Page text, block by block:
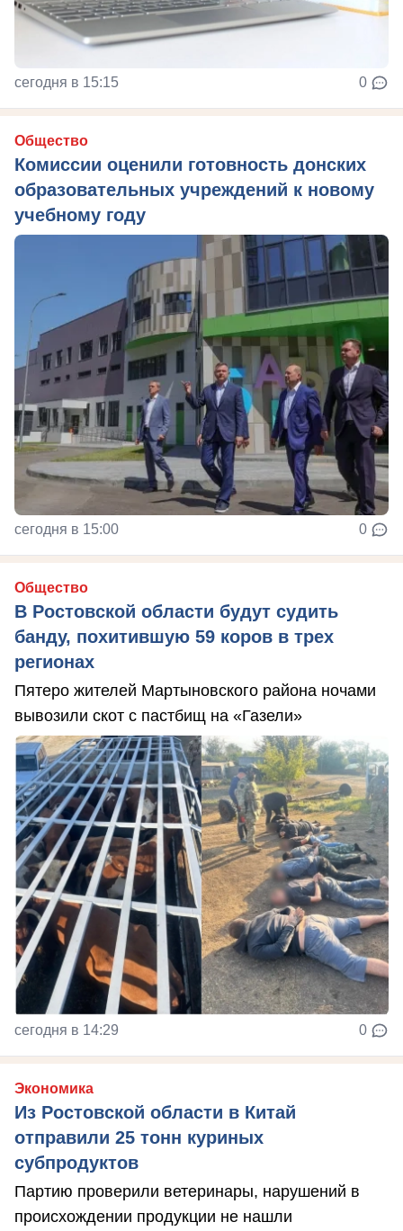
сегодня в 15:15 0
Общество
Комиссии оценили готовность донских
образовательных учреждений к новому
учебному году
сегодня в 15:00 0
Общество
В Ростовской области будут судить
банду, похитившую 59 коров в трех
регионах
Пятеро жителей Мартыновского района ночами
вывозили скот с пастбищ на «Газели»
сегодня в 14:29 0
Экономика
Из Ростовской области в Китай
отправили 25 тонн куриных
субпродуктов
Партию проверили ветеринары, нарушений в
происхождении продукции не нашли